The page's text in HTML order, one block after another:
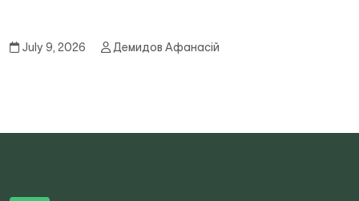
July 9, 2026 Демидов Афанасій